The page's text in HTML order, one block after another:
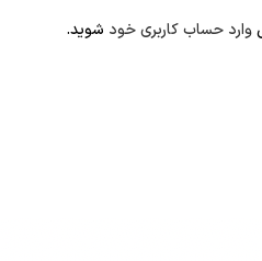
وارد حساب کاربری خود شوید.